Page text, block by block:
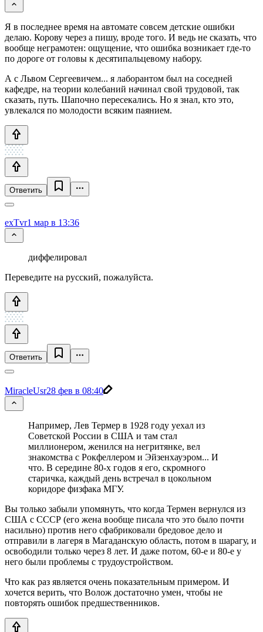
Я в последнее время на автомате совсем детские ошибки
делаю. Корову через а пишу, вроде того. И ведь не сказать, что
вообще неграмотен: ощущение, что ошибка возникает где-то
по дороге от головы к десятипальцевому набору.
А с Львом Сергеевичем... я лаборантом был на соседней
кафедре, на теории колебаний начинал свой трудовой, так
сказать, путь. Шапочно пересекались. Но я знал, кто это,
увлекался по молодости всяким паянием.
Ответить
exTvr1 мар в 13:36
диффелировал
Переведите на русский, пожалуйста.
Ответить
MiracleUsr28 фев в 08:40
Например, Лев Термер в 1928 году уехал из
Советской России в США и там стал
миллионером, женился на негритянке, вел
знакомства с Рокфеллером и Эйзенхауэром... И
что. В середине 80-х годов я его, скромного
старичка, каждый день встречал в цокольном
коридоре физфака МГУ.
Вы только забыли упомянуть, что когда Термен вернулся из
США с СССР (его жена вообще писала что это было почти
насильно) против него сфабриковали бредовое дело и
отправили в лагеря в Магаданскую область, потом в шарагу, и
освободили только через 8 лет. И даже потом, 60-е и 80-е у
него были проблемы с трудоустройством.
Что как раз является очень показательным примером. И
хочется верить, что Волож достаточно умен, чтобы не
повторять ошибок предшественников.